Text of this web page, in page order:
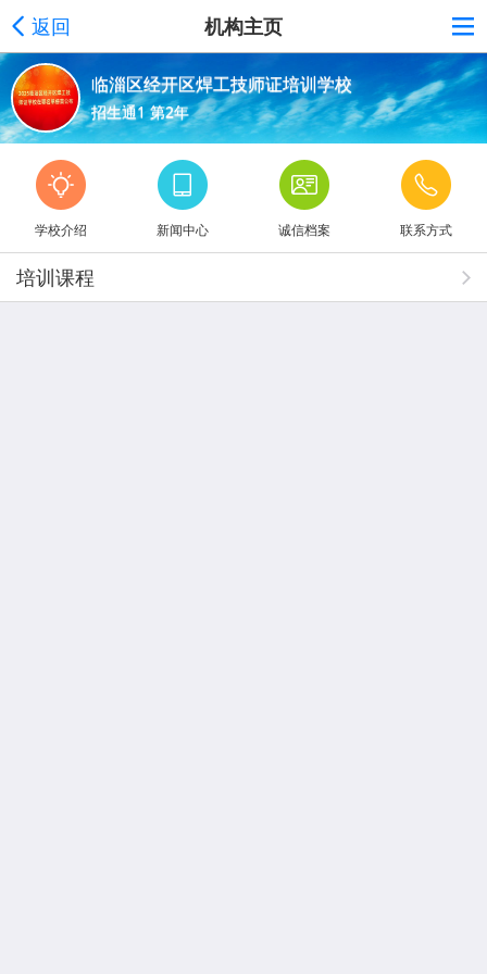
返回 机构主页
临淄区经开区焊工技师证培训学校
招生通1 第2年
学校介绍 新闻中心 诚信档案 联系方式
培训课程